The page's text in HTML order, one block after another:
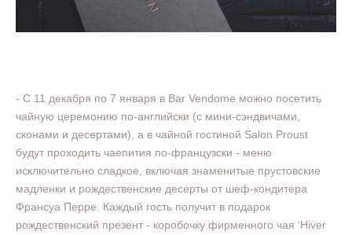
- С 11 декабря по 7 января в Bar Vendome можно посетить
чайную церемонию по-английски (с мини-сэндвичами,
сконами и десертами), а в чайной гостиной Salon Proust
будут проходить чаепития по-французски - меню
исключительно сладкое, включая знаменитые прустовские
мадленки и рождественские десерты от шеф-кондитера
Франсуа Перре. Каждый гость получит в подарок
рождественский презент - коробочку фирменного чая ‘Hiver